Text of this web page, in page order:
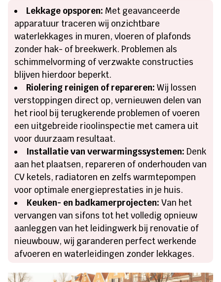
Lekkage opsporen: Met geavanceerde
apparatuur traceren wij onzichtbare
waterlekkages in muren, vloeren of plafonds
zonder hak- of breekwerk. Problemen als
schimmelvorming of verzwakte constructies
blijven hierdoor beperkt.
Riolering reinigen of repareren: Wij lossen
verstoppingen direct op, vernieuwen delen van
het riool bij terugkerende problemen of voeren
een uitgebreide rioolinspectie met camera uit
voor duurzaam resultaat.
Installatie van verwarmingssystemen: Denk
aan het plaatsen, repareren of onderhouden van
CV ketels, radiatoren en zelfs warmtepompen
voor optimale energieprestaties in je huis.
Keuken- en badkamerprojecten: Van het
vervangen van sifons tot het volledig opnieuw
aanleggen van het leidingwerk bij renovatie of
nieuwbouw, wij garanderen perfect werkende
afvoeren en waterleidingen zonder lekkages.